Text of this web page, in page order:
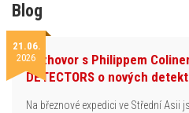
Blog
21.06.
2026Rozhovor s Philippem
DETECTORS o nových
Na březnové expedici ve Střední